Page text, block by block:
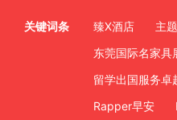
关键词条 臻X酒店 主
东莞国际名家具
留学出国服务卓
Rapper早安